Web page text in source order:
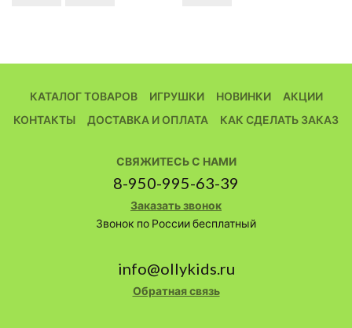
КАТАЛОГ ТОВАРОВ ИГРУШКИ НОВИНКИ
АКЦИИ
КОНТАКТЫ
ДОСТАВКА И ОПЛАТА КАК СДЕЛАТЬ ЗАКАЗ
СВЯЖИТЕСЬ С НАМИ
8-950-995-63-39
Заказать звонок
Звонок по России бесплатный
info@ollykids.ru
Обратная связь